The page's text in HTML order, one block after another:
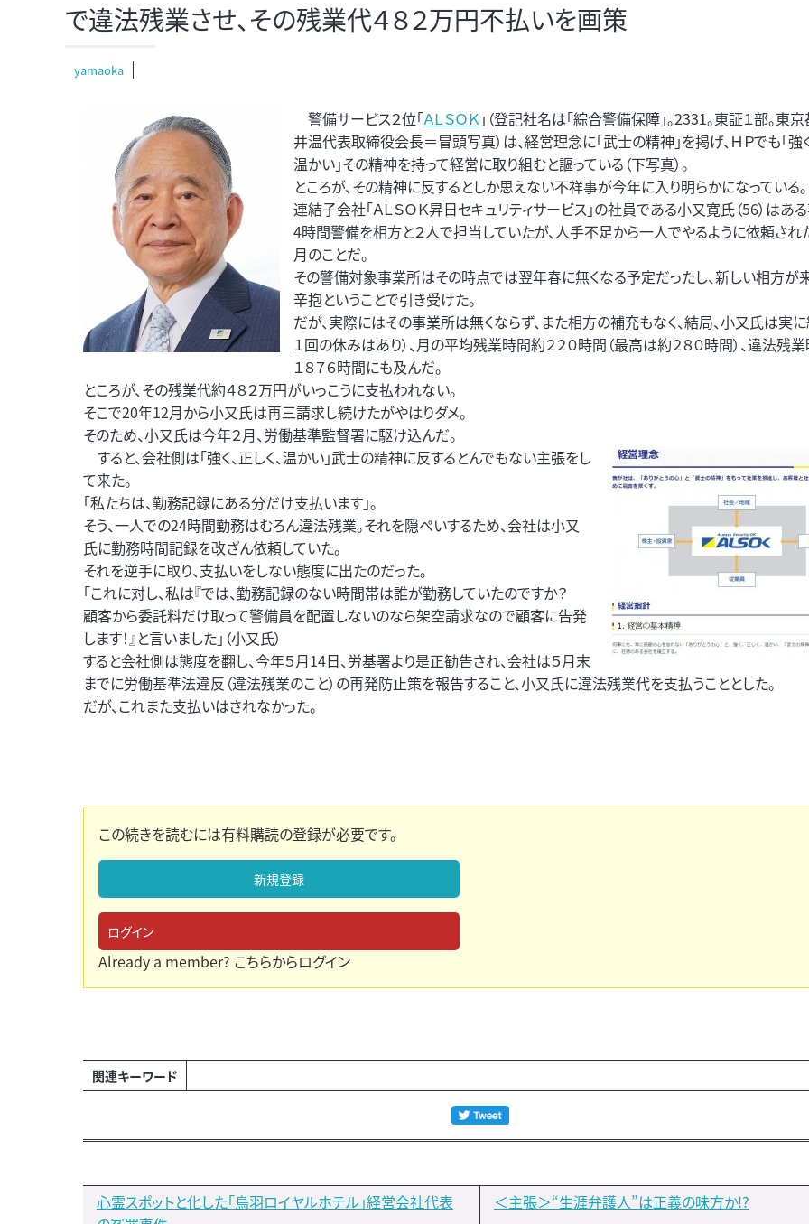
で違法残業させ、その残業代４８２万円不払いを画策
yamaoka
警備サービス２位「ＡＬＳＯＫ」（登記社名は「綜合警備保障」。2331。東証１部。東
井温代表取締役会長＝冒頭写真）は、経営理念に「武士の精神」を掲げ、ＨＰでも「強く
温かい」その精神を持って経営に取り組むと謳っている（下写真）。
ところが、その精神に反するとしか思えない不祥事が今年に入り明らかになっている。
連結子会社「ＡＬＳＯＫ昇日セキュリティサービス」の社員である小又寛氏（56）はあ
4時間警備を相方と２人で担当していたが、人手不足から一人でやるように依頼され
月のことだ。
その警備対象事業所はその時点では翌年春に無くなる予定だったし、新しい相方が
辛抱ということで引き受けた。
だが、実際にはその事業所は無くならず、また相方の補充もなく、結局、小又氏は実に
１回の休みはあり）、月の平均残業時間約２２０時間（最高は約２８０時間）、違法残
１８７６時間にも及んだ。
ところが、その残業代約４８２万円がいっこうに支払われない。
そこで20年12月から小又氏は再三請求し続けたがやはりダメ。
そのため、小又氏は今年２月、労働基準監督署に駆け込んだ。
すると、会社側は「強く、正しく、温かい」武士の精神に反するとんでもない主張をし
て来た。
「私たちは、勤務記録にある分だけ支払います」。
そう、一人での24時間勤務はむろん違法残業。それを隠ぺいするため、会社は小又
氏に勤務時間記録を改ざん依頼していた。
それを逆手に取り、支払いをしない態度に出たのだった。
「これに対し、私は『では、勤務記録のない時間帯は誰が勤務していたのですか？
顧客から委託料だけ取って警備員を配置しないのなら架空請求なので顧客に告発
します！』と言いました」（小又氏）
すると会社側は態度を翻し、今年５月14日、労基署より是正勧告され、会社は５月末
までに労働基準法違反（違法残業のこと）の再発防止策を報告すること、小又氏に違法残業代を支払うこととした。
だが、これまた支払いはされなかった。
この続きを読むには有料購読の登録が必要です。
新規登録
ログイン
Already a member? こちらからログイン
関連キーワード
心霊スポットと化した「鳥羽ロイヤルホテル」経営会社代表
＜主張＞“生涯弁護人”は正義の味方か!?